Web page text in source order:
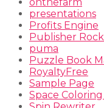
onthefarm
presentations
Profits Engine
Publisher
puma
Puzzle Book
RoyaltyFree
Sample Page
Space